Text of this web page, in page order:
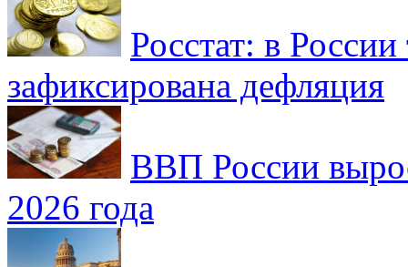
Росстат: в России
зафиксирована дефляция
ВВП России
2026 года